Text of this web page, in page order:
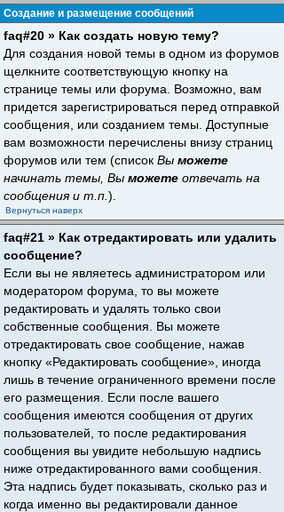
Создание и размещение сообщений
faq#20 » Как создать новую тему?
Для создания новой темы в одном из форумов
щелкните соответствующую кнопку на
странице темы или форума. Возможно, вам
придется зарегистрироваться перед отправкой
сообщения, или созданием темы. Доступные
вам возможности перечислены внизу страниц
форумов или тем (список Вы можете
начинать темы, Вы можете отвечать на
сообщения и т.п. ).
Вернуться наверх
faq#21 » Как отредактировать или удалить
сообщение?
Если вы не являетесь администратором или
модератором форума, то вы можете
редактировать и удалять только свои
собственные сообщения. Вы можете
отредактировать свое сообщение, нажав
кнопку «Редактировать сообщение», иногда
лишь в течение ограниченного времени после
его размещения. Если после вашего
сообщения имеются сообщения от других
пользователей, то после редактирования
сообщения вы увидите небольшую надпись
ниже отредактированного вами сообщения.
Эта надпись будет показывать, сколько раз и
когда именно вы редактировали данное